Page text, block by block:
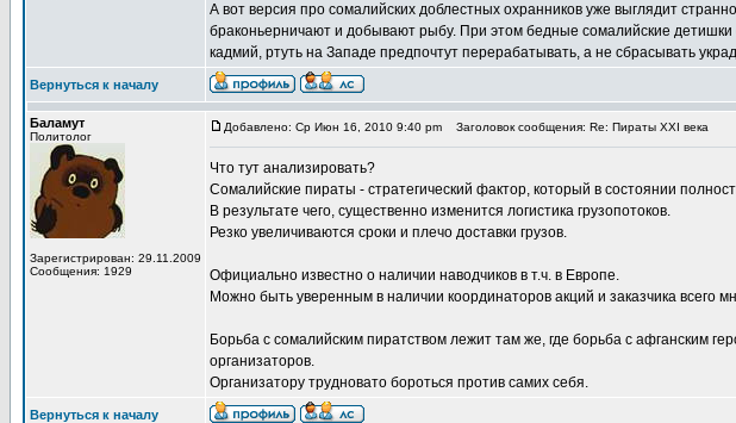
А вот версия про сомалийских доблестных охранников уже выглядит
браконьерничают и добывают рыбу. При этом бедные сомалийские
кадмий, ртуть на Западе предпочтут перерабатывать, а не сбрасывать
Вернуться к началу
Баламут
Политолог
Зарегистрирован: 29.11.2009
Сообщения: 1929
Добавлено: Ср Июн 16, 2010 9:40 pm Заголовок сообщения: Re: Пираты XXI века
Что тут анализировать?
Сомалийские пираты - стратегический фактор, который в состоянии
В результате чего, существенно изменится логистика грузопотоков.
Резко увеличиваются сроки и плечо доставки грузов.
Официально известно о наличии наводчиков в т.ч. в Европе.
Можно быть уверенным в наличии координаторов акций и заказчика всего
Борьба с сомалийским пиратством лежит там же, где борьба с афганским
организаторов.
Организатору трудновато бороться против самих себя.
Вернуться к началу